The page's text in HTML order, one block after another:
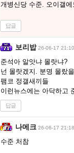
개병신당 수준. 오이갤
답글
보리밥 26-06-17 21:10
준석아 알앗냐 몰랏냐?
넌 몰랏겠지. 분명 몰랐
팸코 정갤새끼들
이런뉴스에는 아닥하고
답글
나메크 26-06-17 21:18
수준 처참